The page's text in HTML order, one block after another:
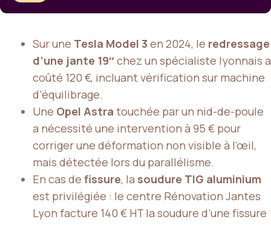
Sur une Tesla Model 3 en 2024, le redressage
d’une jante 19″ chez un spécialiste lyonnais a
coûté 120 €, incluant vérification sur machine
d’équilibrage.
Une Opel Astra touchée par un nid-de-poule
a nécessité une intervention à 95 € pour
corriger une déformation non visible à l’œil,
mais détectée lors du parallélisme.
En cas de fissure, la soudure TIG aluminium
est privilégiée : le centre Rénovation Jantes
Lyon facture 140 € HT la soudure d’une fissure